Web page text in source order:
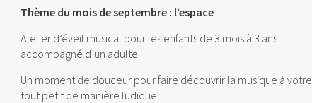
Thème du mois de septembre : l’espace
Atelier d’éveil musical pour les enfants de 3 mois à 3 ans
accompagné d’un adulte.
Un moment de douceur pour faire découvrir la musique à votre
tout petit de manière ludique.